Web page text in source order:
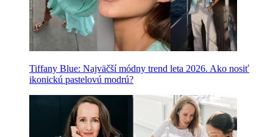
Tiffany Blue: Najväčší módny trend leta 2026. Ako nosiť
ikonickú pastelovú modrú?